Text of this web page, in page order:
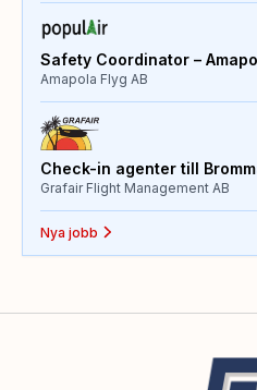
Safety Coordinator –
Amapola Flyg AB
Check-in agenter till
Grafair Flight Management AB
Nya jobb